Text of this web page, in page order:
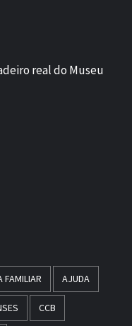
real do Museu
FAMILIAR AJUDA
CCB